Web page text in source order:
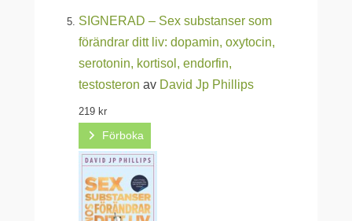
SIGNERAD – Sex substanser som
förändrar ditt liv: dopamin, oxytocin,
serotonin, kortisol, endorfin,
testosteron av David Jp Phillips
219 kr
Förboka